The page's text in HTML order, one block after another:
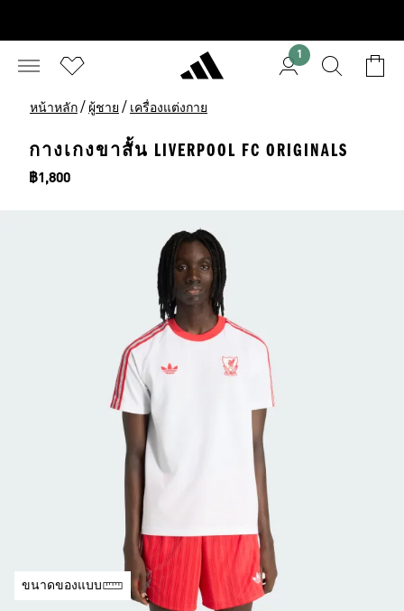
1
หน้าหลัก / ผู้ชาย / เครื่องแต่งกาย
กางเกงขาสั้น LIVERPOOL FC ORIGINALS
ราคา
฿1,800
ขนาดของแบบ